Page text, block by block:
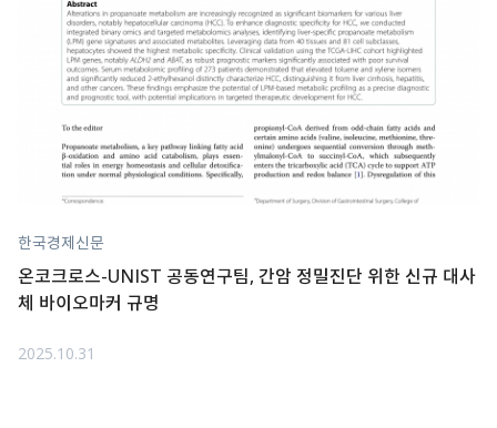
한국경제신문
온코크로스-UNIST 공동연구팀, 간암 정밀진단 위한 신규 대사
체 바이오마커 규명
2025.10.31